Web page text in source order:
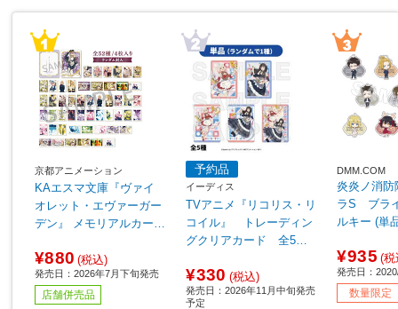
京都アニメーション
KAエスマ文庫『ヴァイ
オレット・エヴァーガー
デン』 メモリアルカード
売】【sof001】
¥880 (税込)
発売日：2026年7月下旬発売
店舗併売品
予約品
イーディス
TVアニメ『リコリス・リ
コイル』 トレーディン
グクリアカード 全5種
メ『リコリス・リコイ
ル』フェア特典対象
¥330 (税込)
発売日：2026年11月中旬発売
予定
DMM.COM
炎炎ノ消
ラS ブラ
ルキー (単
¥935 (税
発売日：
数量限定